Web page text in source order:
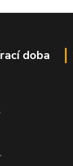
doba